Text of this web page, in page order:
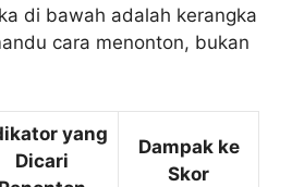
di bawah adalah kerangka
cara menonton, bukan
yang
Dicari
Dampak ke
Skor